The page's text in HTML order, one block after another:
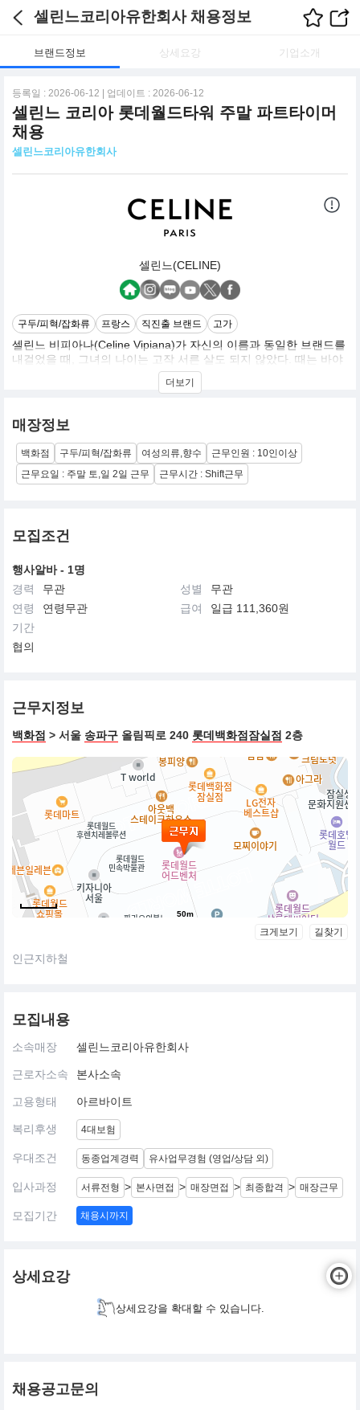
셀린느코리아유한회사 채용정보
브랜드정보 상세요강 기업소개
등록일 : 2026-06-12 | 업데이트 : 2026-06-12
셀린느 코리아 롯데월드타워 주말 파트타이머
채용
셀린느코리아유한회사
셀린느(CELINE)
구두/피혁/잡화류 프랑스 직진출 브랜드 고가
셀린느 비피아나(Celine Vipiana)가 자신의 이름과 동일한 브랜드를
내걸었을 때, 그녀의 나이는 고작 서른 살도 되지 않았다. 때는 바야
흐로 1945년, 제 2차 세계대전이 막 종전한 시점이었다.
셀린느의 첫 사업은 아동용 맞춤 슈즈였고, 머지않아 그녀의 부티크
의 영향력이 파리 전역으로 뻗어 나가며 주요 고객들로부터 그들의
자녀를 위한 오뜨 꾸뛰르 슈즈 제작을 요청받았다. 셀린느는 슈즈 사
컬렉션까지 디자인했다. 바로 이 시점에 셀린느는 메종의 주요 정신
으로 장인정신과 최고급 소재를 내세우며 ‘파리지앵 시크(Parisian
오늘날 비비엔느 거리 16번지에 소재한 공방에서 이루어지는 작업
을 통해 셀린느 고유의 정신이 한층 단단해 졌으며, 레디 투 웨어와
셀린느는 창립자인 비피아나의 헤리티지를 기리는 뜻에서 1971년
이래 셀린느 메종의 상징이 되어온 ‘트리옹프’ 앰블럼을 새롭게 선보
이고 있으며, 이와 더불어 풀 실루엣으로 다양한 컬렉션을 선보이고
있다.
더보기
매장정보
백화점 구두/피혁/잡화류 여성의류,향수
근무인원 : 10인이상
근무요일 : 주말 토,일 2일 근무
근무시간 : Shift근무
모집조건
행사알바 - 1명
경력
무관 성별
무관
연령
연령무관 급여
일급 111,360원
기간
협의
근무지정보
백화점 > 서울 송파구 올림픽로 240 롯데백화점잠실점 2층
50m
크게보기 길찾기
인근지하철
모집내용
소속매장 셀린느코리아유한회사
근로자소속 본사소속
고용형태 아르바이트
복리후생 4대보험
우대조건 동종업계경력 유사업무경험 (영업/상담 외)
입사과정 서류전형 > 본사면접 > 매장면접 > 최종합격 > 매장근무
모집기간 채용시까지
상세요강
상세요강을 확대할 수 있습니다.
채용공고문의